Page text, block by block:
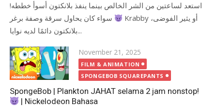
استعد لساعتين من الشر الخالص بينما ينفذ بلانكتون أسوأ خططه!
سواء كان يحاول سرقة وصفة برغر Krabby أو يثير الفوضى،
بلانكتون دائمًا لديه نوايا...
Posted
on
November 21, 2025
FILM & ANIMATION
SPONGEBOB SQUAREPANTS
SpongeBob | Plankton JAHAT selama 2 jam nonstop!
| Nickelodeon Bahasa